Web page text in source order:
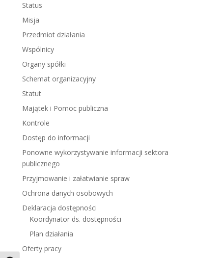
Status
Misja
Przedmiot działania
Wspólnicy
Organy spółki
Schemat organizacyjny
Statut
Majątek i Pomoc publiczna
Kontrole
Dostęp do informacji
Ponowne wykorzystywanie informacji sektora
publicznego
Przyjmowanie i załatwianie spraw
Ochrona danych osobowych
Deklaracja dostępności
Koordynator ds. dostępności
Plan działania
Oferty pracy